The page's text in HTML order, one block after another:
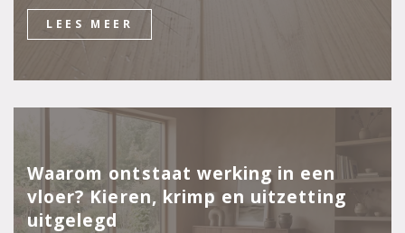
LEES MEER
Waarom ontstaat werking in een
vloer? Kieren, krimp en uitzetting
uitgelegd